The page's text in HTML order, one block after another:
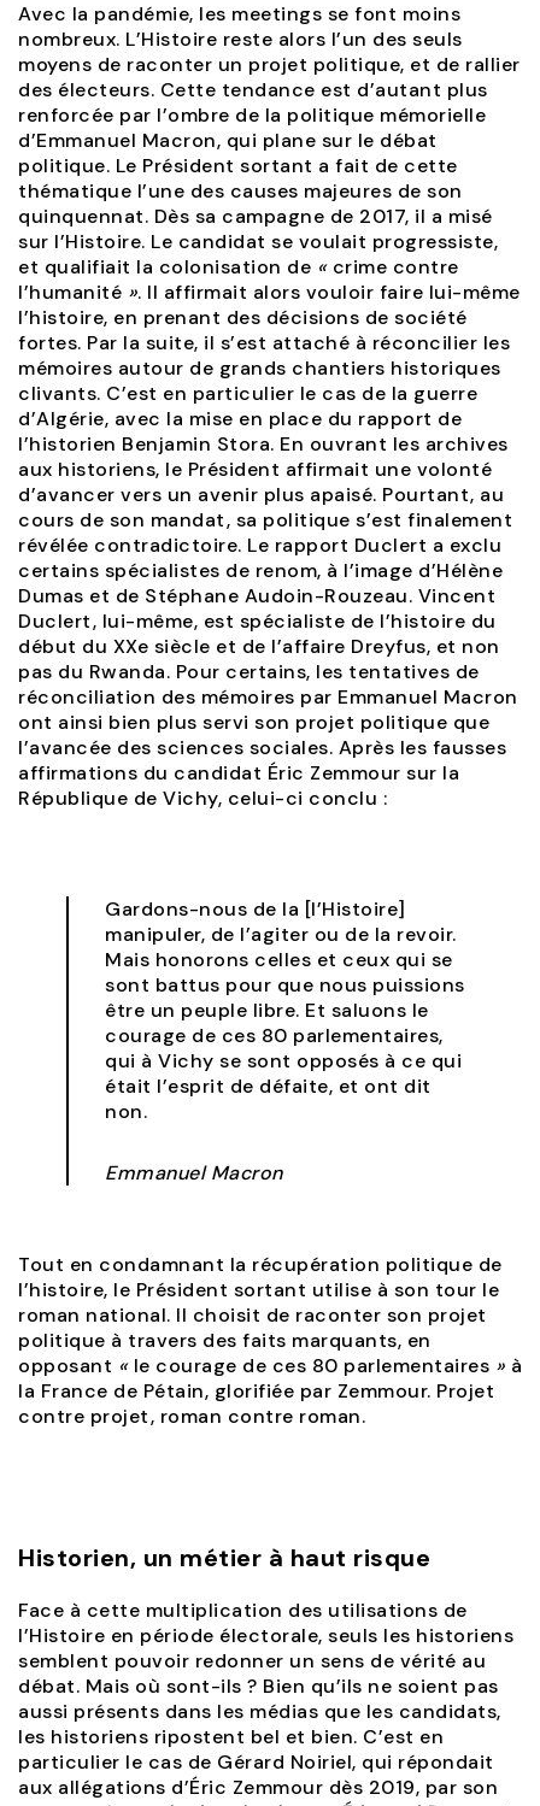
Avec la pandémie, les meetings se font moins
nombreux. L’Histoire reste alors l’un des seuls
moyens de raconter un projet politique, et de rallier
des électeurs. Cette tendance est d’autant plus
renforcée par l’ombre de la politique mémorielle
d’Emmanuel Macron, qui plane sur le débat
politique. Le Président sortant a fait de cette
thématique l’une des causes majeures de son
quinquennat. Dès sa campagne de 2017, il a misé
sur l’Histoire. Le candidat se voulait progressiste,
et qualifiait la colonisation de «crime contre
l’humanité ». Il affirmait alors vouloir faire lui-même
l’histoire, en prenant des décisions de société
fortes. Par la suite, il s’est attaché à réconcilier les
mémoires autour de grands chantiers historiques
clivants. C’est en particulier le cas de la guerre
d’Algérie, avec la mise en place du rapport de
l’historien Benjamin Stora. En ouvrant les archives
aux historiens, le Président affirmait une volonté
d’avancer vers un avenir plus apaisé. Pourtant, au
cours de son mandat, sa politique s’est finalement
révélée contradictoire. Le rapport Duclert a exclu
certains spécialistes de renom, à l’image d’Hélène
Dumas et de Stéphane Audoin-Rouzeau. Vincent
Duclert, lui-même, est spécialiste de l’histoire du
début du XXe siècle et de l’affaire Dreyfus, et non
pas du Rwanda. Pour certains, les tentatives de
réconciliation des mémoires par Emmanuel Macron
ont ainsi bien plus servi son projet politique que
l’avancée des sciences sociales. Après les fausses
affirmations du candidat Éric Zemmour sur la
République de Vichy, celui-ci conclu :
Gardons-nous de la [l’Histoire]
manipuler, de l’agiter ou de la revoir.
Mais honorons celles et ceux qui se
sont battus pour que nous puissions
être un peuple libre. Et saluons le
courage de ces 80 parlementaires,
qui à Vichy se sont opposés à ce qui
était l’esprit de défaite, et ont dit
non.
Emmanuel Macron
Tout en condamnant la récupération politique de
l’histoire, le Président sortant utilise à son tour le
roman national. Il choisit de raconter son projet
politique à travers des faits marquants, en
opposant «le courage de ces 80 parlementaires » à
la France de Pétain, glorifiée par Zemmour. Projet
contre projet, roman contre roman.
Historien, un métier à haut risque
Face à cette multiplication des utilisations de
l’Histoire en période électorale, seuls les historiens
semblent pouvoir redonner un sens de vérité au
débat. Mais où sont-ils ? Bien qu’ils ne soient pas
aussi présents dans les médias que les candidats,
les historiens ripostent bel et bien. C’est en
particulier le cas de Gérard Noiriel, qui répondait
aux allégations d’Éric Zemmour dès 2019, par son